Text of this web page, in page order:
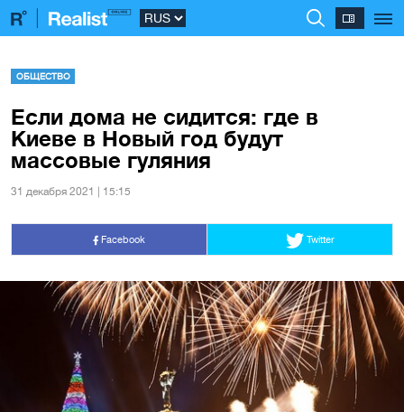
ОБЩЕСТВО
Если дома не сидится: где в
Киеве в Новый год будут
массовые гуляния
31 декабря 2021 | 15:15
Facebook Twitter